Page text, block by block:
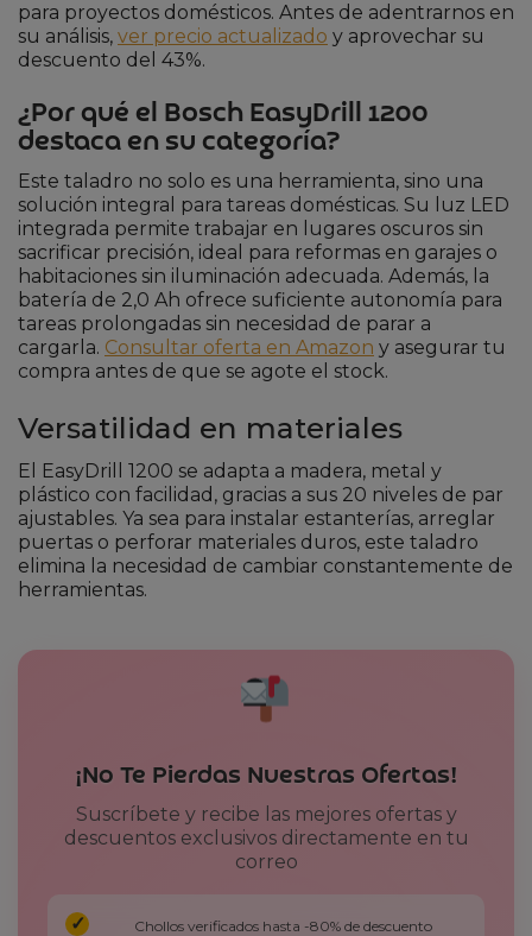
para proyectos domésticos. Antes de adentrarnos en
su análisis, ver precio actualizado y aprovechar su
descuento del 43%.
¿Por qué el Bosch EasyDrill 1200
destaca en su categoría?
Este taladro no solo es una herramienta, sino una
solución integral para tareas domésticas. Su luz LED
integrada permite trabajar en lugares oscuros sin
sacrificar precisión, ideal para reformas en garajes o
habitaciones sin iluminación adecuada. Además, la
batería de 2,0 Ah ofrece suficiente autonomía para
tareas prolongadas sin necesidad de parar a
cargarla. Consultar oferta en Amazon y asegurar tu
compra antes de que se agote el stock.
Versatilidad en materiales
El EasyDrill 1200 se adapta a madera, metal y
plástico con facilidad, gracias a sus 20 niveles de par
ajustables. Ya sea para instalar estanterías, arreglar
puertas o perforar materiales duros, este taladro
elimina la necesidad de cambiar constantemente de
herramientas.
¡No Te Pierdas Nuestras Ofertas!
Suscríbete y recibe las mejores ofertas y
descuentos exclusivos directamente en tu
correo
Chollos verificados hasta -80% de descuento